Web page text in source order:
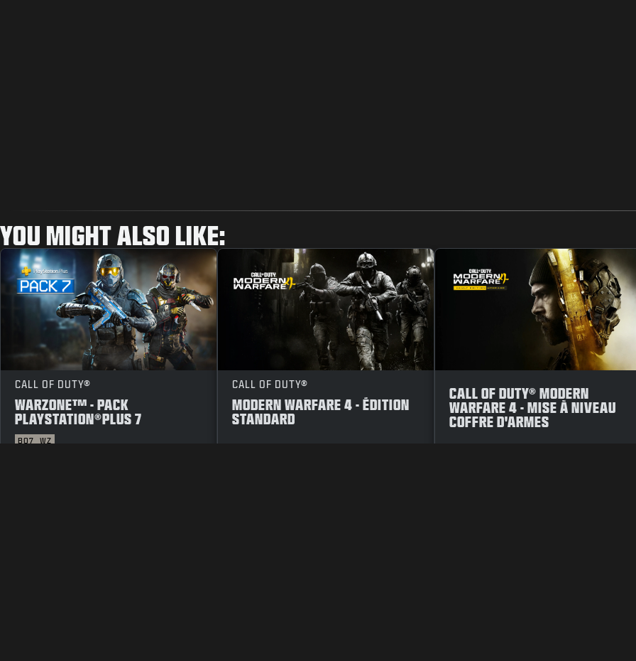
YOU MIGHT ALSO LIKE:
CALL OF DUTY®
WARZONE™ - PACK
PLAYSTATION®PLUS 7
BO7 WZ
CALL OF DUTY®
MODERN WARFARE 4 - ÉDITION
STANDARD
CALL OF DUTY® MODERN
WARFARE 4 - MISE À NIVEAU
COFFRE D'ARMES